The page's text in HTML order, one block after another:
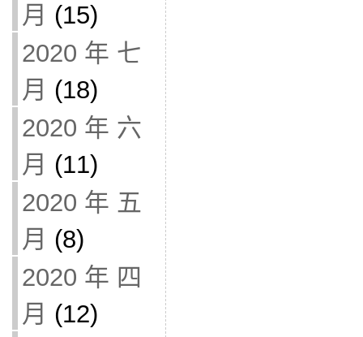
月 (15)
2020 年 七
月 (18)
2020 年 六
月 (11)
2020 年 五
月 (8)
2020 年 四
月 (12)